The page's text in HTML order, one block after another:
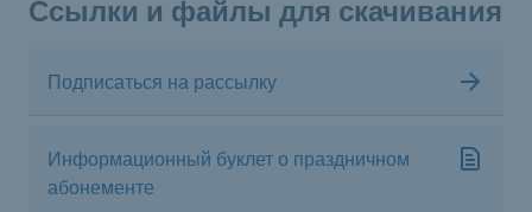
Ссылки и файлы для скачивания
Подписаться на рассылку
Информационный буклет о праздничном
абонементе